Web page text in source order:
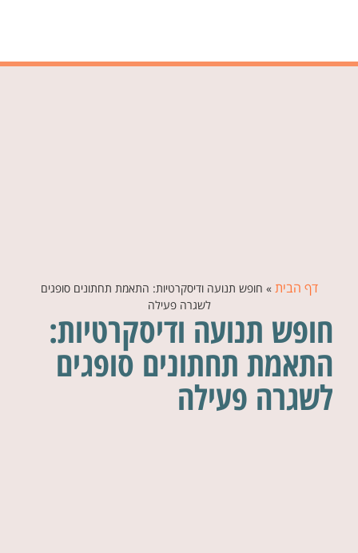
דף הבית » חופש תנועה ודיסקרטיות: התאמת תחתונים סופגים
לשגרה פעילה
חופש תנועה ודיסקרטיות:
התאמת תחתונים סופגים
לשגרה פעילה